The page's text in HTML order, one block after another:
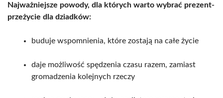
Najważniejsze powody, dla których warto wybrać prezent-
przeżycie dla dziadków:
buduje wspomnienia, które zostają na całe życie
daje możliwość spędzenia czasu razem, zamiast
gromadzenia kolejnych rzeczy